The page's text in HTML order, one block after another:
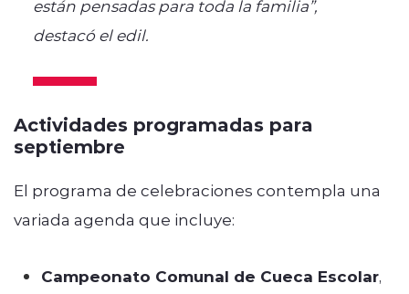
están pensadas para toda la familia”,
destacó el edil.
Actividades programadas para
septiembre
El programa de celebraciones contempla una
variada agenda que incluye:
Campeonato Comunal de Cueca Escolar,